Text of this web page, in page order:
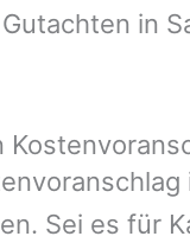
in
Sei es für